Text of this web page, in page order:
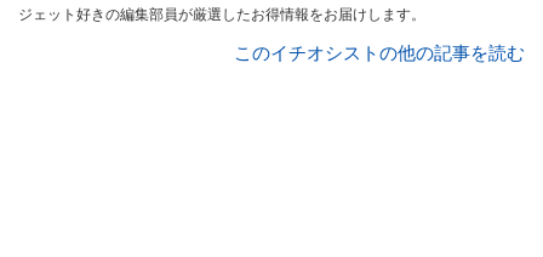
ジェット好きの編集部員が厳選したお得情報をお届けします。
このイチオシストの他の記事を読む